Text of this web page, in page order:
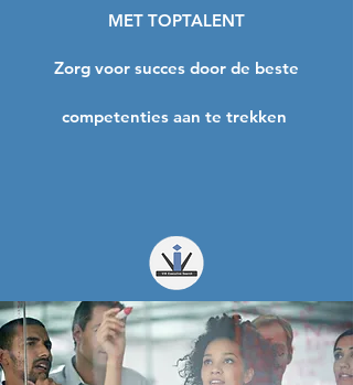
MET TOPTALENT
Zorg voor succes door de beste
competenties aan te trekken